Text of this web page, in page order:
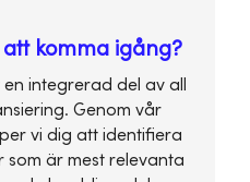
komma igång?
integrerad del av all
Genom vår
vi dig att identifiera
är mest relevanta